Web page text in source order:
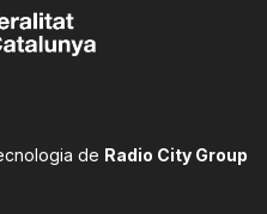
de Radio City Group